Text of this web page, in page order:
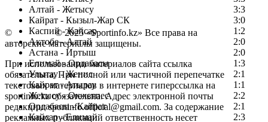
Алтай - Жетысу
3:3
Кайрат - Кызыл-Жар СК
3:0
Каспий - Кайсар
1:2
Актобе - Алтай
2:0
Астана - Иртыш
2:0
Елимай - Ордабасы
1:3
Улытау - Женис
2:1
Кайрат - Атырау
1:1
Жетысу - Окжетпес
2:2
Ордабасы - Кайрат
2:1
Кайсар - Елимай
2:3
© Copyright© 2025 «Sportinfo.kz» Все права на
авторские материалы защищены.
При использовании материалов сайта ссылка
обязательна. При полной или частичной перепечатке
текстовых материалов в интернете гиперссылка на
sportinfo.kz обязательна. Адрес электронной почты
редакции: sportinfo.official@gmail.com. За содержание
рекламных публикаций ответственность несет